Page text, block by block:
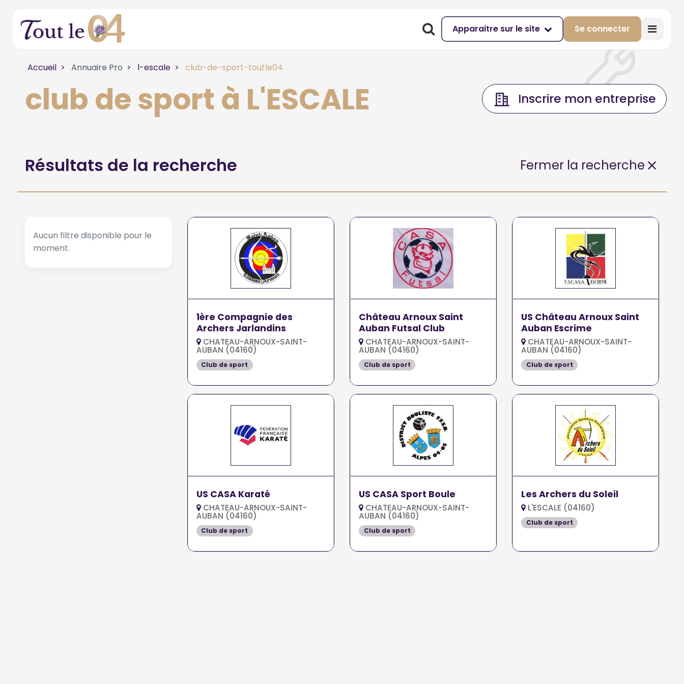
Apparaitre sur le site Se connecter
Accueil Annuaire Pro l-escale club-de-sport-toutle04
club de sport à L'ESCALE Inscrire mon entreprise
Résultats de la recherche Fermer la recherche
Aucun filtre disponible pour le
moment.
1ère Compagnie des
Archers Jarlandins
CHATEAU-ARNOUX-SAINT-
AUBAN (04160)
Club de sport
Château Arnoux Saint
Auban Futsal Club
CHATEAU-ARNOUX-SAINT-
AUBAN (04160)
Club de sport
US Château Arnoux Saint
Auban Escrime
CHATEAU-ARNOUX-SAINT-
AUBAN (04160)
Club de sport
US CASA Karaté
CHATEAU-ARNOUX-SAINT-
AUBAN (04160)
Club de sport
US CASA Sport Boule
CHATEAU-ARNOUX-SAINT-
AUBAN (04160)
Club de sport
Les Archers du Soleil
L'ESCALE (04160)
Club de sport